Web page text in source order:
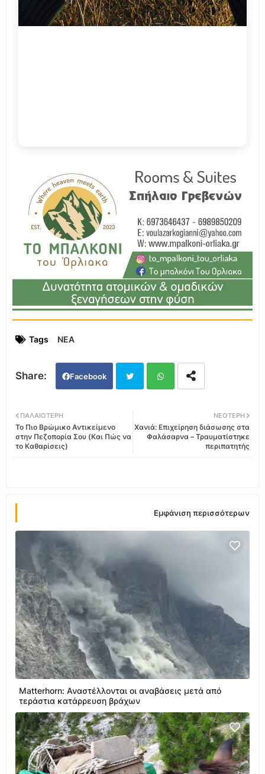
Tags ΝΕΑ
Facebook
tter ats
ΝΕΌΤΕΡΗ
Χανιά: Επιχείρηση διάσωσης στα
Φαλάσαρνα – Τραυματίστηκε
περιπατητής
ΠΑΛΑΙΌΤΕΡΗ
Το Πιο Βρώμικο Αντικείμενο
στην Πεζοπορία Σου (Και Πώς να
το Καθαρίσεις)
Εμφάνιση περισσότερων
Matterhorn: Αναστέλλονται οι αναβάσεις μετά από
τεράστια κατάρρευση βράχων